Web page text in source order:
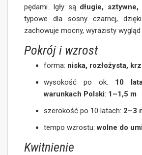
pędami. Igły są długie,
typowe dla sosny czarnej,
zachowuje mocny, wyrazisty wygląd
Pokrój i wzrost
forma: niska, rozłożysta,
wysokość po ok. 10
warunkach Polski: 1–1,5 m
szerokość po 10 latach: 2–3
tempo wzrostu:wolne do
Kwitnienie